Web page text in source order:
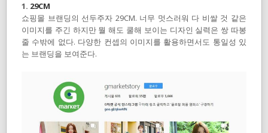
1. 29CM
쇼핑몰 브랜딩의 선두주자 29CM. 너무 멋스러워 다 비쌀 것 같은
이미지를 주긴 하지만 뭘 해도 쿨해 보이는 디자인 실력은 쌍 따봉
줄 수밖에 없다. 다양한 컨셉의 이미지를 활용하면서도 통일성 있
는 브랜딩을 보여준다.